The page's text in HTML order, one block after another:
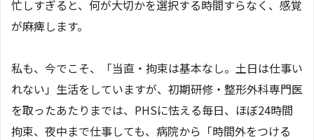
忙しすぎると、何が大切かを選択する時間すらなく、感覚
が麻痺します。
私も、今でこそ、「当直・拘束は基本なし。土日は仕事い
れない」生活をしていますが、初期研修・整形外科専門医
を取ったあたりまでは、PHSに怯える毎日、ほぼ24時間
拘束、夜中まで仕事しても、病院から「時間外をつける